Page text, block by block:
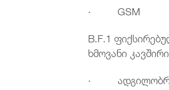
· GSM
B.F.1
ხმოვანი
·